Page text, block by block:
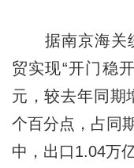
据南京海关统
贸实现“开门稳
元，较去年同期
个百分点，占同
中，出口1.04万